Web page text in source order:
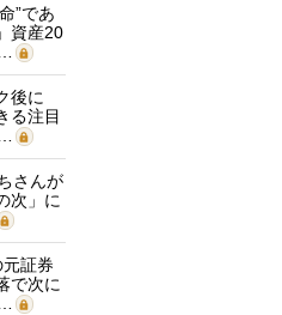
”であ
資産20
後に
る注目
さんが
次」に
元証券
で次に